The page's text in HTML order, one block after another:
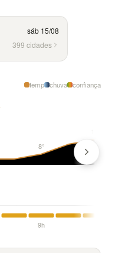
sáb 15/08
399 cidades
temp chuva confiança
8°
9h